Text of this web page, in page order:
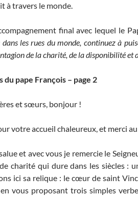
à travers le monde.
final avec lequel le
les rues du monde, continuez à
de la charité, de la disponibilité et
du pape François – page 2
et sœurs, bonjour !
votre accueil chaleureux, et merci
et avec vous je remercie le
charité qui dure dans les siècles :
ici sa relique : le cœur de saint
vous proposant trois simples